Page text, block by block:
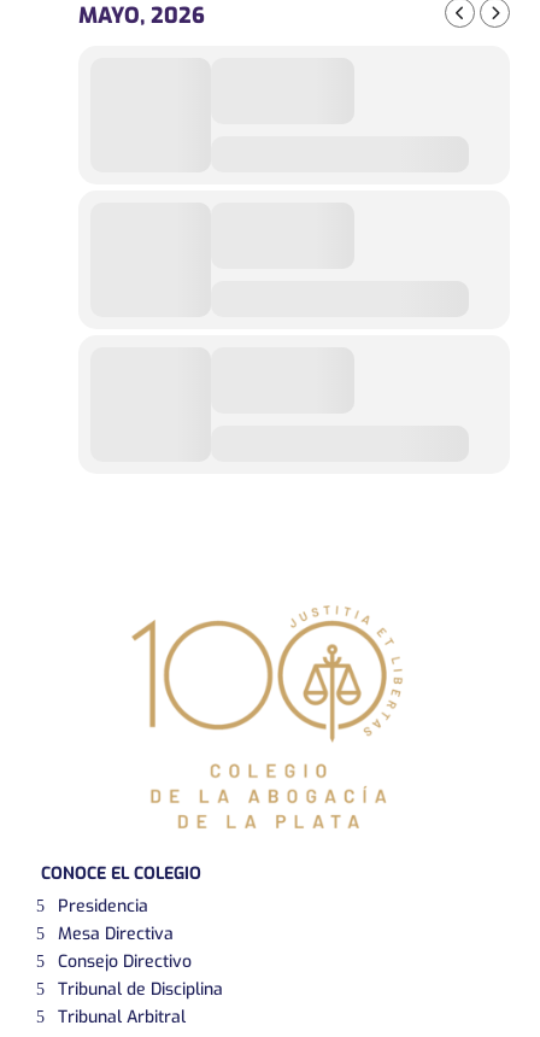
MAYO, 2026
CONOCE EL COLEGIO
Presidencia
Mesa Directiva
Consejo Directivo
Tribunal de Disciplina
Tribunal Arbitral